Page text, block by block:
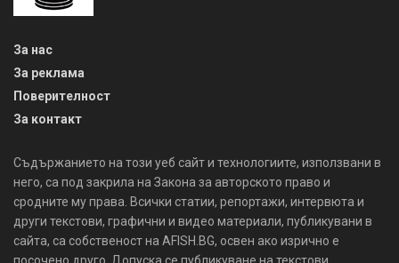
За нас
За реклама
Поверителност
За контакт
Съдържанието на този уеб сайт и технологиите, използвани в
него, са под закрила на Закона за авторското право и
сродните му права. Всички статии, репортажи, интервюта и
други текстови, графични и видео материали, публикувани в
сайта, са собственост на AFISH.BG, освен ако изрично е
посочено друго. Допуска се публикуване на текстови